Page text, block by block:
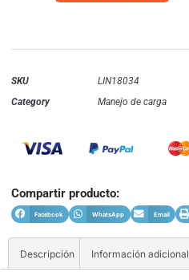
SKU
LIN18034
Category
Manejo de carga
Compartir producto:
Facebook WhatsApp Email
Descripción Información adicional